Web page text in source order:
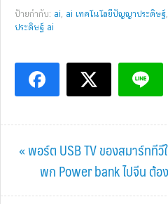
ป้ายกำกับ: ai, ai เทคโนโลยีปัญญาประดิษฐ์,
ประดิษฐ์ ai
Previous
Post:
« พอร์ต USB TV ของสมาร์ททีวีใ
Next
Post:
พก Power bank ไปจีน ต้อ